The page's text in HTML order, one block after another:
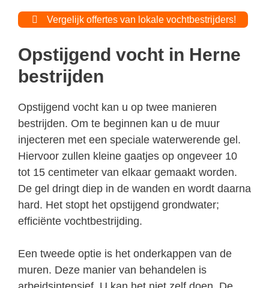
Vergelijk offertes van lokale vochtbestrijders!
Opstijgend vocht in Herne
bestrijden
Opstijgend vocht kan u op twee manieren
bestrijden. Om te beginnen kan u de muur
injecteren met een speciale waterwerende gel.
Hiervoor zullen kleine gaatjes op ongeveer 10
tot 15 centimeter van elkaar gemaakt worden.
De gel dringt diep in de wanden en wordt daarna
hard. Het stopt het opstijgend grondwater;
efficiënte vochtbestrijding.
Een tweede optie is het onderkappen van de
muren. Deze manier van behandelen is